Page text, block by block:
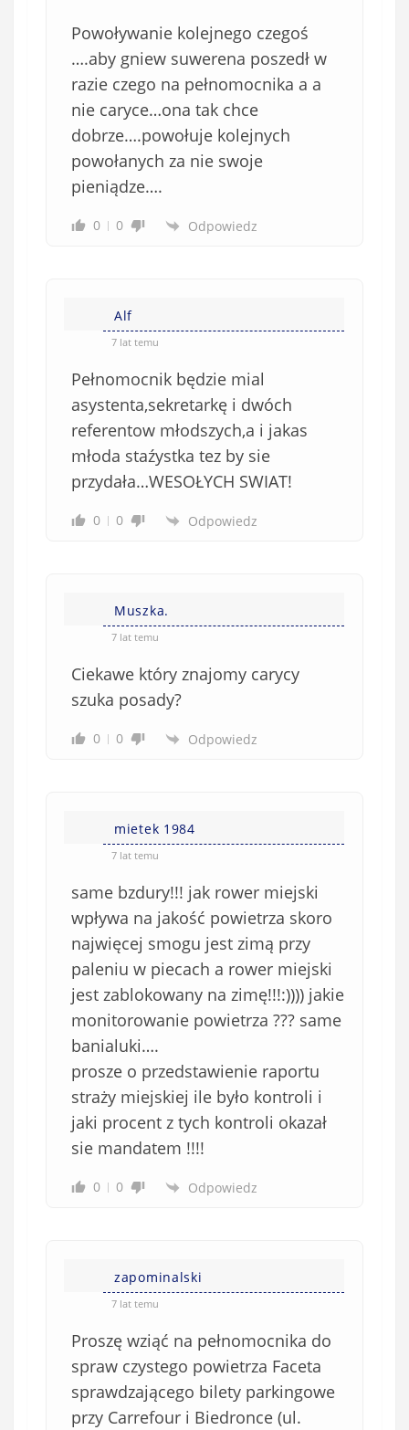
Powoływanie kolejnego czegoś
….aby gniew suwerena poszedł w
razie czego na pełnomocnika a a
nie caryce…ona tak chce
dobrze….powołuje kolejnych
powołanych za nie swoje
pieniądze….
0 0 Odpowiedz
Alf
7 lat temu
Pełnomocnik będzie mial
asystenta,sekretarkę i dwóch
referentow młodszych,a i jakas
młoda staźystka tez by sie
przydała…WESOŁYCH SWIAT!
0 0 Odpowiedz
Muszka.
7 lat temu
Ciekawe który znajomy carycy
szuka posady?
0 0 Odpowiedz
mietek 1984
7 lat temu
same bzdury!!! jak rower miejski
wpływa na jakość powietrza skoro
najwięcej smogu jest zimą przy
paleniu w piecach a rower miejski
jest zablokowany na zimę!!!:)))) jakie
monitorowanie powietrza ??? same
banialuki….
prosze o przedstawienie raportu
straży miejskiej ile było kontroli i
jaki procent z tych kontroli okazał
sie mandatem !!!!
0 0 Odpowiedz
zapominalski
7 lat temu
Proszę wziąć na pełnomocnika do
spraw czystego powietrza Faceta
sprawdzającego bilety parkingowe
przy Carrefour i Biedronce (ul.